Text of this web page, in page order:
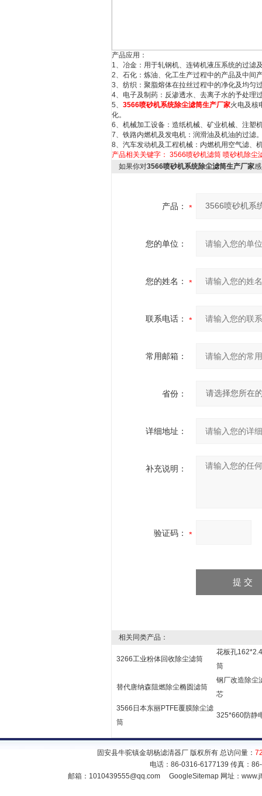
产品应用：
1、冶金：用于轧钢机、连铸机液压系统的过滤
2、石化：炼油、化工生产过程中的产品及中间
3、纺织：聚脂熔体在拉丝过程中的净化及均匀
4、电子及制药：反渗透水、去离子水的予处理
5、 3566喷砂机系统除尘滤筒生产厂家火电及核
化。
6、机械加工设备：造纸机械、矿业机械、注塑
7、铁路内燃机及发电机：润滑油及机油的过滤
8、汽车发动机及工程机械：内燃机用空气滤、
产品相关关键字： 3566喷砂机滤筒 喷砂机除尘
如果你对3566喷砂机系统除尘滤筒生产厂家
产品：
您的单位：
您的姓名：
联系电话：
常用邮箱：
省份：
详细地址：
补充说明：
验证码：
相关同类产品：
3266工业粉体回收除尘滤筒
花板孔
筒
替代唐纳森阻燃除尘椭圆滤筒
钢厂改造除尘
芯
3566日本东丽PTFE覆膜除尘滤
筒
325*660防静
固安县牛驼镇金胡杨滤清器厂 版权所有 总访问量：
电话：86-0316-6177139 传真：
邮箱： 1010439555@qq.com GoogleSitemap网址：